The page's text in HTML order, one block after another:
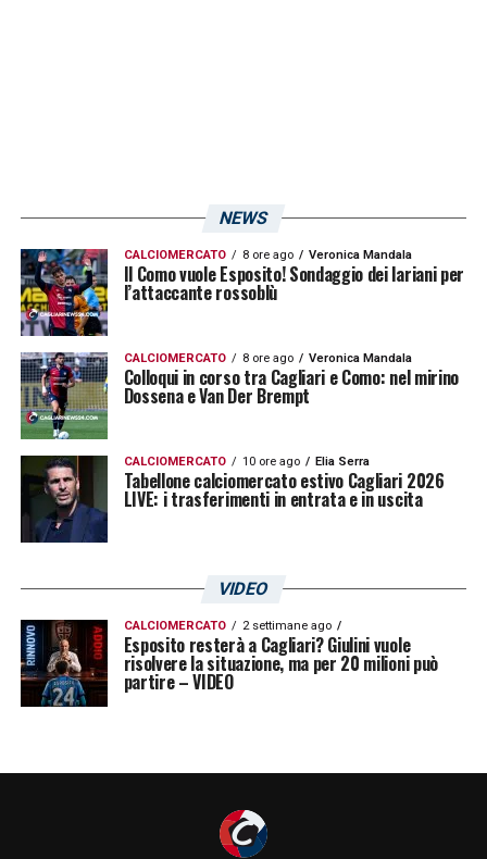
NEWS
CALCIOMERCATO 8 ore ago Veronica Mandala
Il Como vuole Esposito! Sondaggio dei lariani per
l’attaccante rossoblù
CALCIOMERCATO 8 ore ago Veronica Mandala
Colloqui in corso tra Cagliari e Como: nel mirino
Dossena e Van Der Brempt
CALCIOMERCATO 10 ore ago Elia Serra
Tabellone calciomercato estivo Cagliari 2026
LIVE: i trasferimenti in entrata e in uscita
VIDEO
CALCIOMERCATO 2 settimane ago
Esposito resterà a Cagliari? Giulini vuole
risolvere la situazione, ma per 20 milioni può
partire – VIDEO